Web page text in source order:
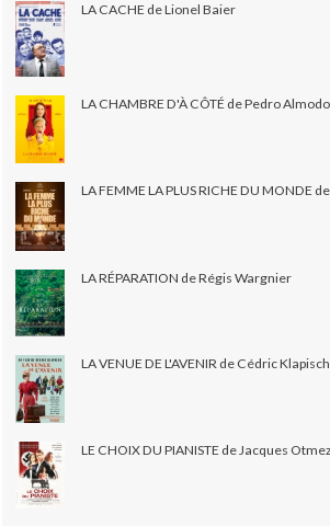
LA CACHE de Lionel Baier
LA CHAMBRE D'À CÔTÉ de Pedro
LA FEMME LA PLUS RICHE DU MONDE
LA RÉPARATION de Régis Wargnier
LA VENUE DE L'AVENIR de Cédric Klapisch
LE CHOIX DU PIANISTE de Jacques